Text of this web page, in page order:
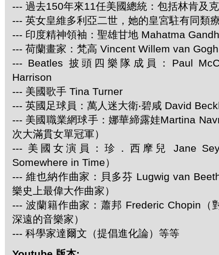
--- 過去150年來11任美國總統：包括林肯及
--- 英女皇維多利亞二世，她的皇宮駐有同類
--- 印度精神領袖：聖雄甘地 Mahatma
--- 荷蘭畫家：梵高 Vincent Willem van Gogh
--- Beatles 披頭四樂隊成員：Paul
Harrison
--- 美國歌手 Tina Turner
--- 英國足球員：萬人迷大衛‧碧咸 David
--- 美國職業網球手：娜華締露娃Martina
次大滿貫女單冠軍）
--- 美國女演員：珍．西摩兒 Jane
Somewhere in Time）
--- 維也納作曲家：貝多芬 Lugwig van
樂史上最偉大作曲家）
--- 波蘭籍作曲家：蕭邦 Frederic Chopin（
深遠的音樂家）
--- 科學家達爾文（提倡進化論）等等